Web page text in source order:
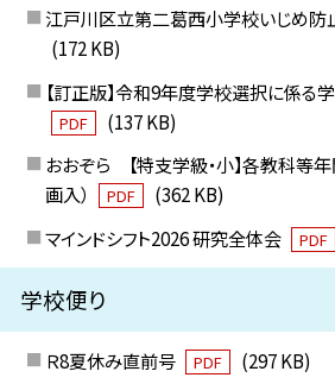
江戸川区立第二葛西小学校いじめ防
(172 KB)
【訂正版】令和9年度学校選択に係る
PDF
(137 KB)
おおぞら 【特支学級・小】各教科等
画入）
PDF
(362 KB)
マインドシフト2026 研究全体会
PDF
学校便り
Ｒ8夏休み直前号 PDF
(297 KB)